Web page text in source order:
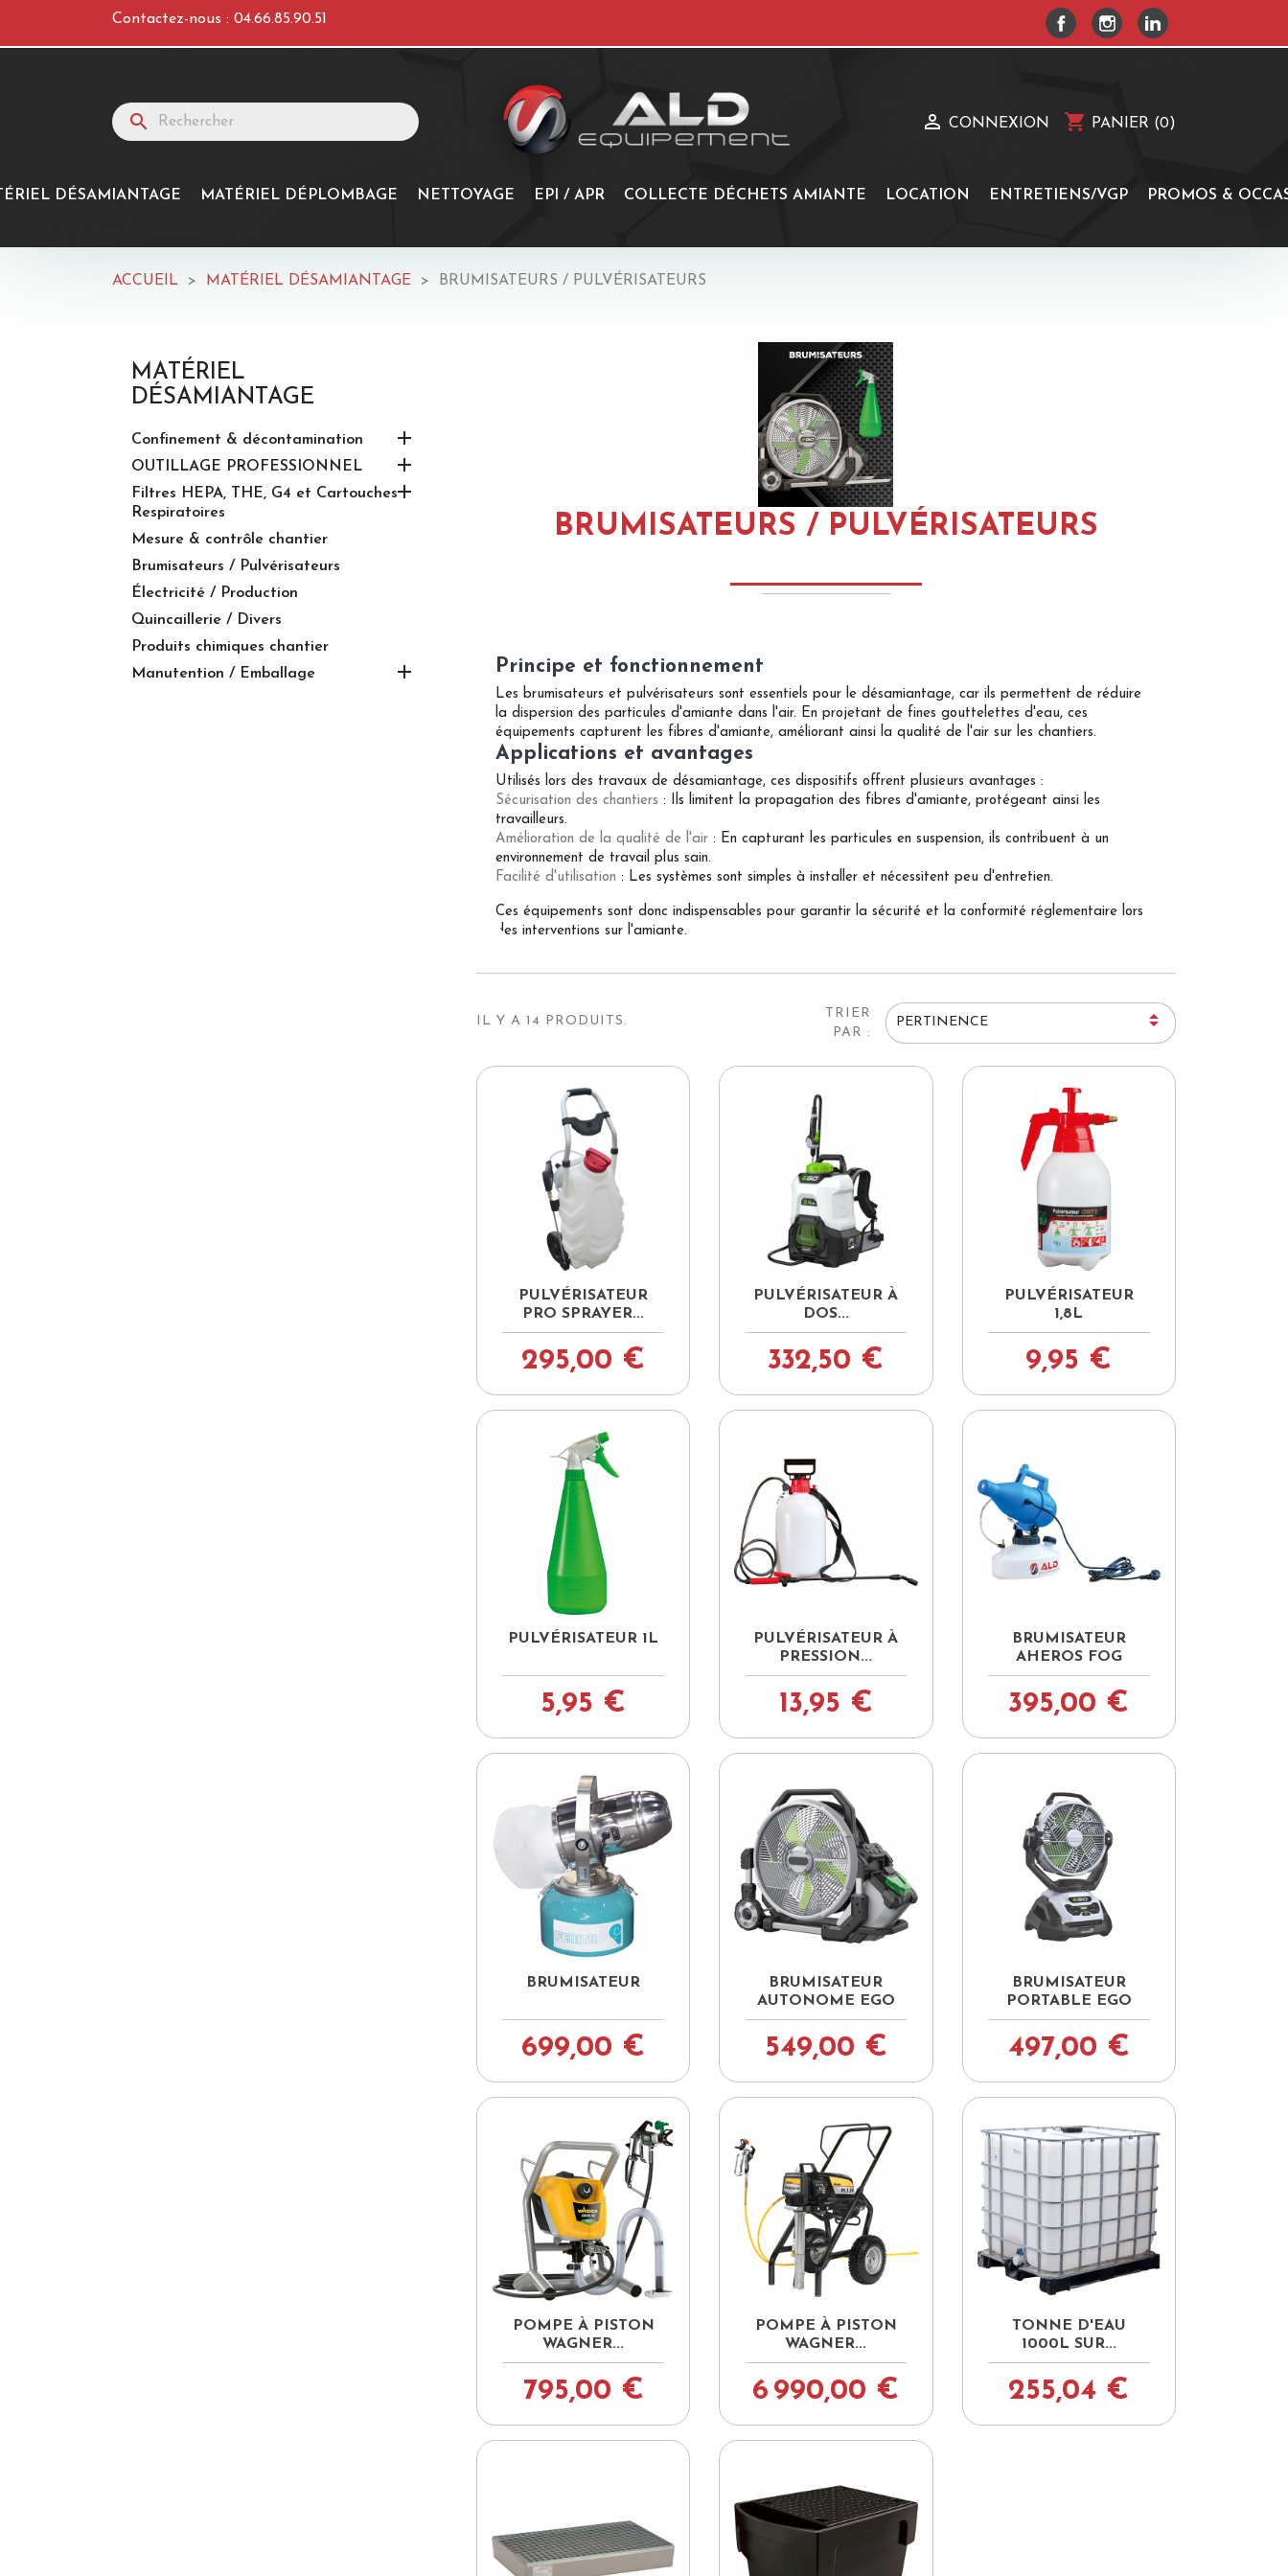
Contactez-nous : 04.66.85.90.51 FACEBOOKINSTAGRAM
LINKEDIN
search shopping_cart PANIER (0)
 CONNEXION
DÉSAMIANTAGE MATÉRIEL DÉPLOMBAGE NETTOYAGE EPI / APR COLLECTE DÉCHETS AMIANTE LOCATION ENTRETIENS/VGP PROMOS &
ACCUEIL MATÉRIEL DÉSAMIANTAGE BRUMISATEURS / PULVÉRISATEURS
MATÉRIEL
DÉSAMIANTAGE
Confinement & décontamination 
OUTILLAGE PROFESSIONNEL 
Filtres HEPA, THE, G4 et Cartouches
Respiratoires

Mesure & contrôle chantier
Brumisateurs / Pulvérisateurs
Électricité / Production
Quincaillerie / Divers
Produits chimiques chantier
Manutention / Emballage

BRUMISATEURS / PULVÉRISATEURS
Principe et fonctionnement
Les brumisateurs et pulvérisateurs sont essentiels pour le désamiantage, car ils permettent de réduire
la dispersion des particules d'amiante dans l'air. En projetant de fines gouttelettes d'eau, ces
équipements capturent les fibres d'amiante, améliorant ainsi la qualité de l'air sur les chantiers.
Applications et avantages
Utilisés lors des travaux de désamiantage, ces dispositifs offrent plusieurs avantages :
Sécurisation des chantiers : Ils limitent la propagation des fibres d'amiante, protégeant ainsi les
travailleurs.
Amélioration de la qualité de l'air: En capturant les particules en suspension, ils contribuent à un
environnement de travail plus sain.
Facilité d'utilisation : Les systèmes sont simples à installer et nécessitent peu d'entretien.
Ces équipements sont donc indispensables pour garantir la sécurité et la conformité réglementaire lors
des interventions sur l'amiante.
IL Y A 14 PRODUITS.
TRIER
PAR :
PERTINENCE 
Aperçu rapide
PULVÉRISATEUR
PRO SPRAYER...
295,00 €
Aperçu rapide
PULVÉRISATEUR À
DOS...
332,50 €
Aperçu rapide
PULVÉRISATEUR
1,8L
9,95 €
Aperçu rapide
PULVÉRISATEUR 1L
5,95 €
Aperçu rapide
PULVÉRISATEUR À
PRESSION...
13,95 €
Aperçu rapide
BRUMISATEUR
AHEROS FOG
395,00 €
Aperçu rapide
BRUMISATEUR
699,00 €
Aperçu rapide
BRUMISATEUR
AUTONOME EGO
549,00 €
Aperçu rapide
BRUMISATEUR
PORTABLE EGO
497,00 €
Aperçu rapide
POMPE À PISTON
WAGNER...
795,00 €
Aperçu rapide
POMPE À PISTON
WAGNER...
6 990,00 €
Aperçu rapide
TONNE D'EAU
1000L SUR...
255,04 €